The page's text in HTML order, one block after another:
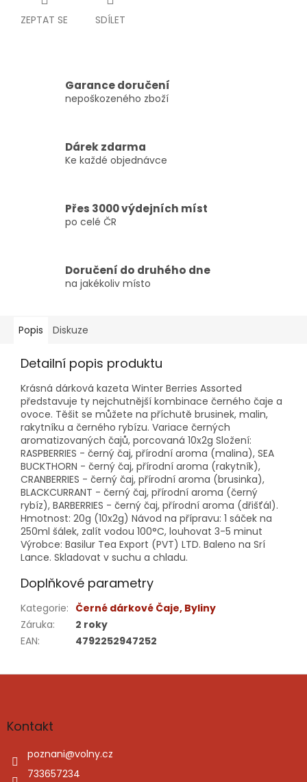
ZEPTAT SE SDÍLET
Garance doručení
nepoškozeného zboží
Dárek zdarma
Ke každé objednávce
Přes 3000 výdejních míst
po celé ČR
Doručení do druhého dne
na jakékoliv místo
Popis Diskuze
Detailní popis produktu
Krásná dárková kazeta Winter Berries Assorted
představuje ty nejchutnější kombinace černého čaje a
ovoce. Těšit se můžete na příchutě brusinek, malin,
rakytníku a černého rybízu. Variace černých
aromatizovaných čajů, porcovaná 10x2g Složení:
RASPBERRIES - černý čaj, přírodní aroma (malina), SEA
BUCKTHORN - černý čaj, přírodní aroma (rakytník),
CRANBERRIES - černý čaj, přírodní aroma (brusinka),
BLACKCURRANT - černý čaj, přírodní aroma (černý
rybíz), BARBERRIES - černý čaj, přírodní aroma (dřišťál).
Hmotnost: 20g (10x2g) Návod na přípravu: 1 sáček na
250ml šálek, zalít vodou 100°C, louhovat 3-5 minut
Výrobce: Basilur Tea Export (PVT) LTD. Baleno na Srí
Lance. Skladovat v suchu a chladu.
Doplňkové parametry
Kategorie: Černé dárkové Čaje, Byliny
Záruka:
2 roky
EAN: 4792252947252
Z
aKontakt
poznani@volny.cz
733657234